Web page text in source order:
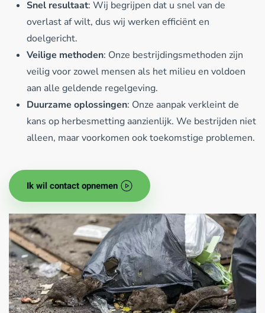
Snel resultaat: Wij begrijpen dat u snel van de
overlast af wilt, dus wij werken efficiënt en
doelgericht.
Veilige methoden: Onze bestrijdingsmethoden zijn
veilig voor zowel mensen als het milieu en voldoen
aan alle geldende regelgeving.
Duurzame oplossingen: Onze aanpak verkleint de
kans op herbesmetting aanzienlijk. We bestrijden niet
alleen, maar voorkomen ook toekomstige problemen.
Ik wil contact opnemen